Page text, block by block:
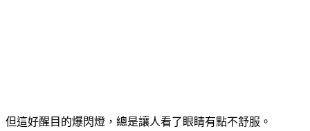
但這好醒目的爆閃燈，總是讓人看了眼睛有點不舒服。